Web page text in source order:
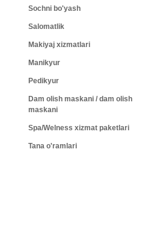
Sochni bo'yash
Salomatlik
Makiyaj xizmatlari
Manikyur
Pedikyur
Dam olish maskani / dam olish
maskani
Spa/Welness xizmat paketlari
Tana o'ramlari